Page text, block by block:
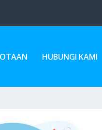
HUBUNGI KAMI